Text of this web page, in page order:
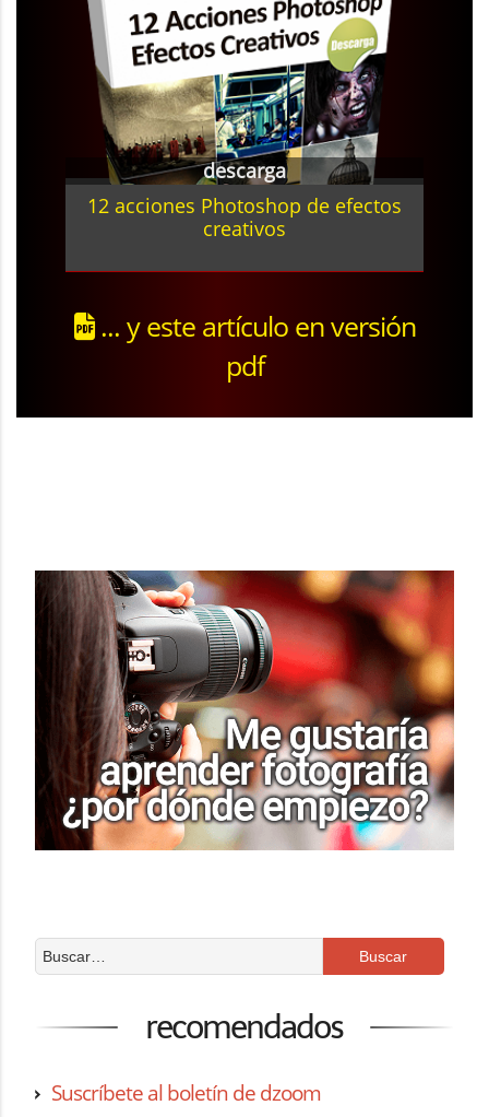
descarga
12 acciones Photoshop de efectos
creativos
... y este artículo en versión
pdf
recomendados
Suscríbete al boletín de dzoom